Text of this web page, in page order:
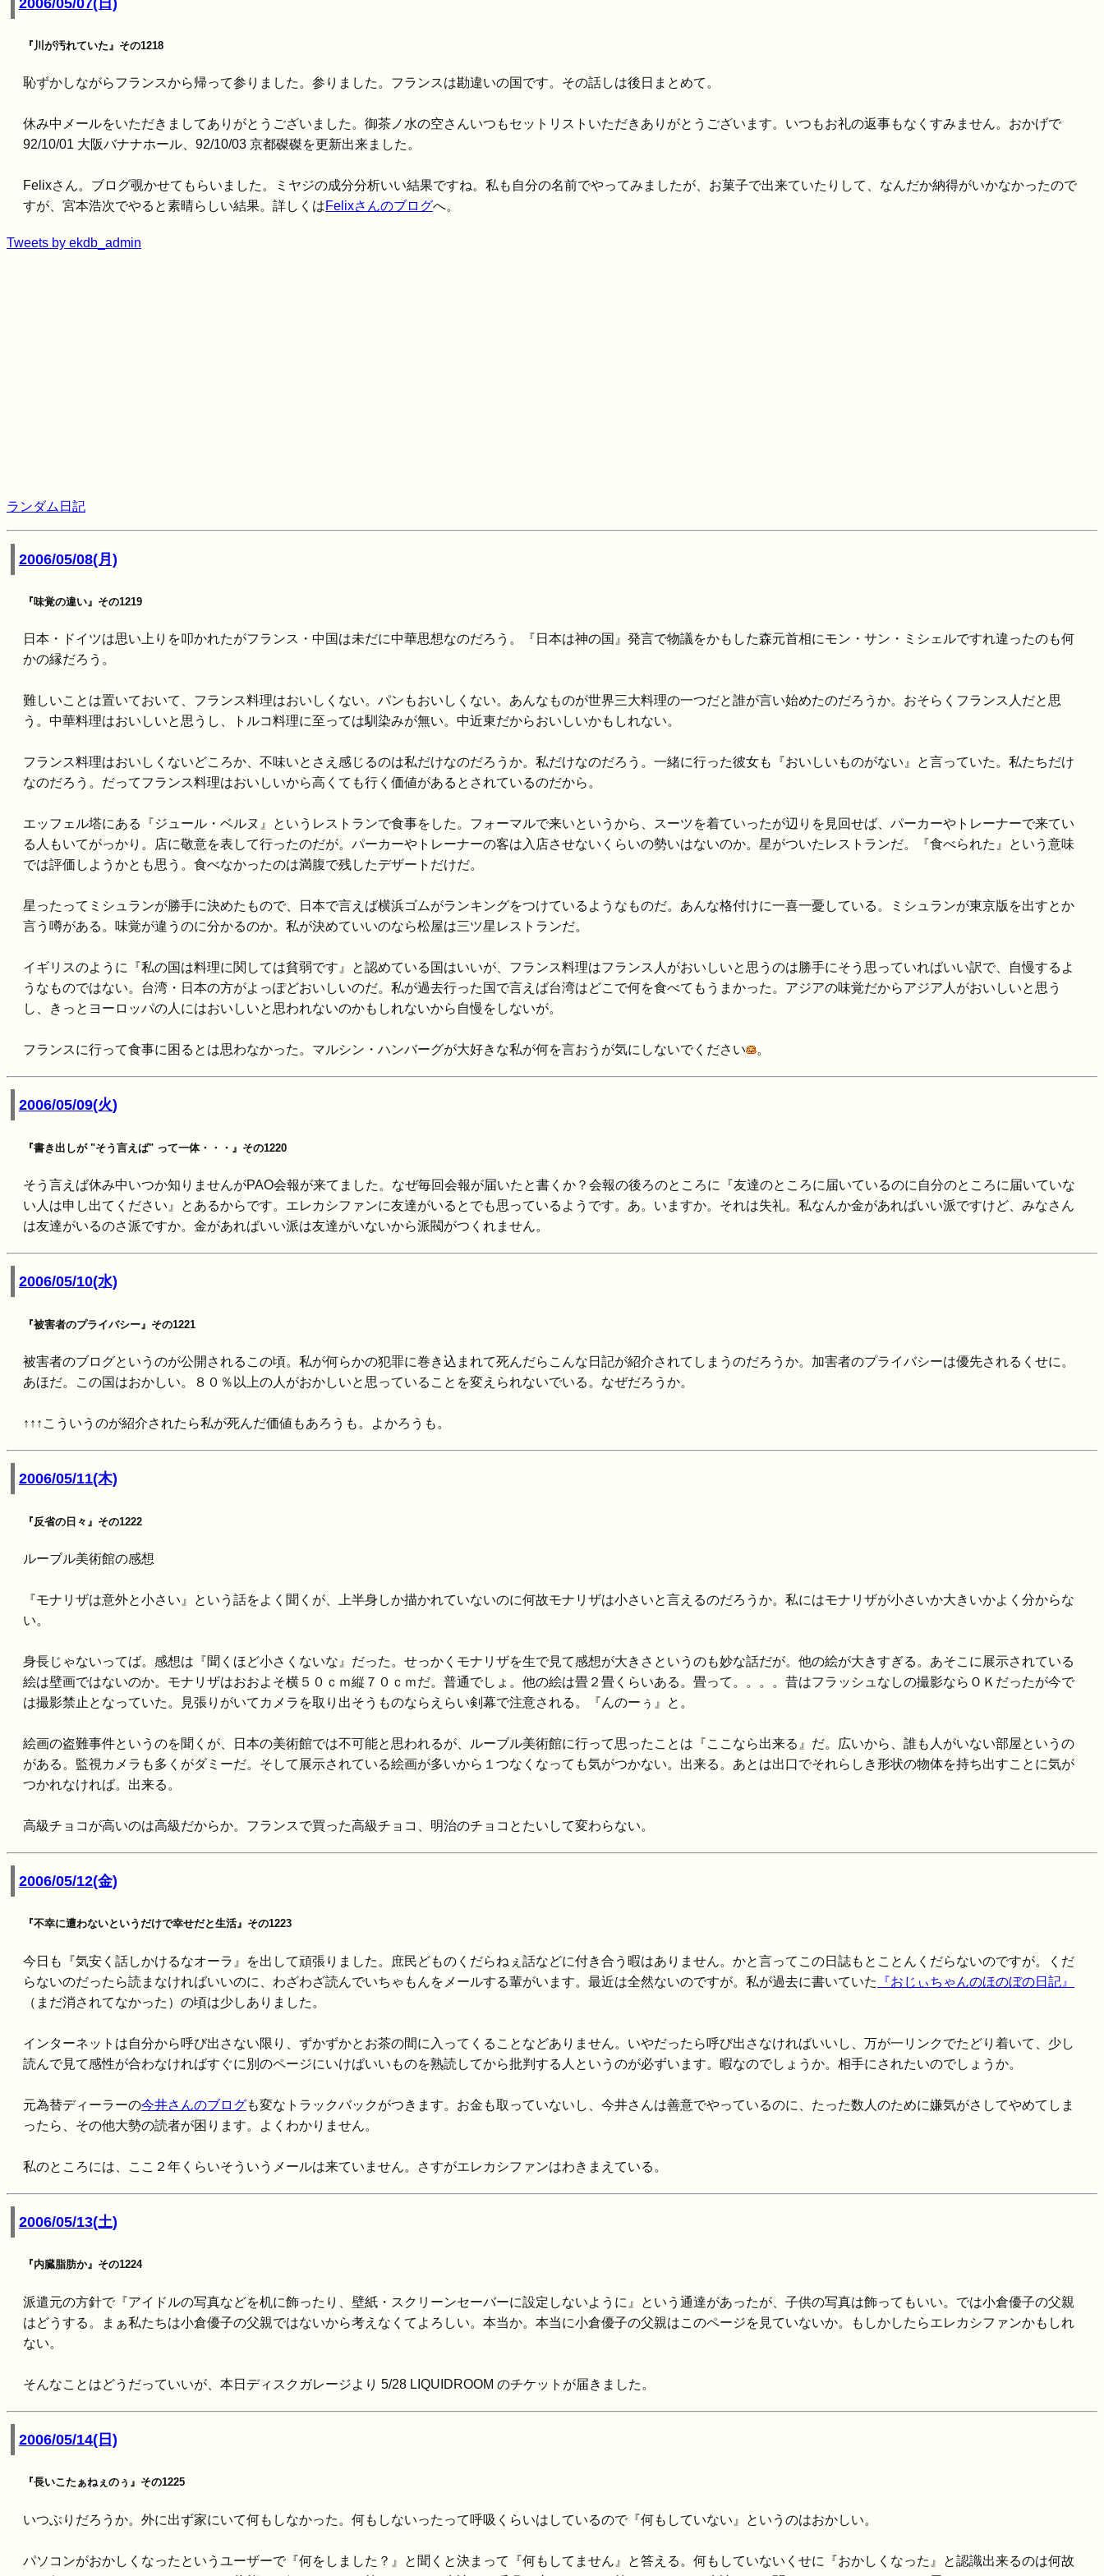
『川が汚れていた』その1218
恥ずかしながらフランスから帰って参りました。参りました。フランスは勘違いの国です。その話しは後日まとめて。
休み中メールをいただきましてありがとうございました。御茶ノ水の空さんいつもセットリストいただきありがとうございます。いつもお礼の返事もなくすみません。おかげで
92/10/01 大阪バナナホール、92/10/03 京都磔磔を更新出来ました。
Felixさん。ブログ覗かせてもらいました。ミヤジの成分分析いい結果ですね。私も自分の名前でやってみましたが、お菓子で出来ていたりして、なんだか納得がいかなかったので
すが、宮本浩次でやると素晴らしい結果。詳しくはFelixさんのブログへ。
Tweets by ekdb_admin
ランダム日記
2006/05/08(月)
『味覚の違い』その1219
日本・ドイツは思い上りを叩かれたがフランス・中国は未だに中華思想なのだろう。『日本は神の国』発言で物議をかもした森元首相にモン・サン・ミシェルですれ違ったのも何
かの縁だろう。
難しいことは置いておいて、フランス料理はおいしくない。パンもおいしくない。あんなものが世界三大料理の一つだと誰が言い始めたのだろうか。おそらくフランス人だと思
う。中華料理はおいしいと思うし、トルコ料理に至っては馴染みが無い。中近東だからおいしいかもしれない。
フランス料理はおいしくないどころか、不味いとさえ感じるのは私だけなのだろうか。私だけなのだろう。一緒に行った彼女も『おいしいものがない』と言っていた。私たちだけ
なのだろう。だってフランス料理はおいしいから高くても行く価値があるとされているのだから。
エッフェル塔にある『ジュール・ベルヌ』というレストランで食事をした。フォーマルで来いというから、スーツを着ていったが辺りを見回せば、パーカーやトレーナーで来てい
る人もいてがっかり。店に敬意を表して行ったのだが。パーカーやトレーナーの客は入店させないくらいの勢いはないのか。星がついたレストランだ。『食べられた』という意味
では評価しようかとも思う。食べなかったのは満腹で残したデザートだけだ。
星ったってミシュランが勝手に決めたもので、日本で言えば横浜ゴムがランキングをつけているようなものだ。あんな格付けに一喜一憂している。ミシュランが東京版を出すとか
言う噂がある。味覚が違うのに分かるのか。私が決めていいのなら松屋は三ツ星レストランだ。
イギリスのように『私の国は料理に関しては貧弱です』と認めている国はいいが、フランス料理はフランス人がおいしいと思うのは勝手にそう思っていればいい訳で、自慢するよ
うなものではない。台湾・日本の方がよっぽどおいしいのだ。私が過去行った国で言えば台湾はどこで何を食べてもうまかった。アジアの味覚だからアジア人がおいしいと思う
し、きっとヨーロッパの人にはおいしいと思われないのかもしれないから自慢をしないが。
フランスに行って食事に困るとは思わなかった。マルシン・ハンバーグが大好きな私が何を言おうが気にしないでください 。
2006/05/09(火)
『書き出しが "そう言えば" って一体・・・』その1220
そう言えば休み中いつか知りませんがPAO会報が来てました。なぜ毎回会報が届いたと書くか？会報の後ろのところに『友達のところに届いているのに自分のところに届いていな
い人は申し出てください』とあるからです。エレカシファンに友達がいるとでも思っているようです。あ。いますか。それは失礼。私なんか金があればいい派ですけど、みなさん
は友達がいるのさ派ですか。金があればいい派は友達がいないから派閥がつくれません。
2006/05/10(水)
『被害者のプライバシー』その1221
被害者のブログというのが公開されるこの頃。私が何らかの犯罪に巻き込まれて死んだらこんな日記が紹介されてしまうのだろうか。加害者のプライバシーは優先されるくせに。
あほだ。この国はおかしい。８０％以上の人がおかしいと思っていることを変えられないでいる。なぜだろうか。
↑↑↑こういうのが紹介されたら私が死んだ価値もあろうも。よかろうも。
2006/05/11(木)
『反省の日々』その1222
ルーブル美術館の感想
『モナリザは意外と小さい』という話をよく聞くが、上半身しか描かれていないのに何故モナリザは小さいと言えるのだろうか。私にはモナリザが小さいか大きいかよく分からな
い。
身長じゃないってば。感想は『聞くほど小さくないな』だった。せっかくモナリザを生で見て感想が大きさというのも妙な話だが。他の絵が大きすぎる。あそこに展示されている
絵は壁画ではないのか。モナリザはおおよそ横５０ｃｍ縦７０ｃｍだ。普通でしょ。他の絵は畳２畳くらいある。畳って。。。。昔はフラッシュなしの撮影ならＯＫだったが今で
は撮影禁止となっていた。見張りがいてカメラを取り出そうものならえらい剣幕で注意される。『んのーぅ』と。
絵画の盗難事件というのを聞くが、日本の美術館では不可能と思われるが、ルーブル美術館に行って思ったことは『ここなら出来る』だ。広いから、誰も人がいない部屋というの
がある。監視カメラも多くがダミーだ。そして展示されている絵画が多いから１つなくなっても気がつかない。出来る。あとは出口でそれらしき形状の物体を持ち出すことに気が
つかれなければ。出来る。
高級チョコが高いのは高級だからか。フランスで買った高級チョコ、明治のチョコとたいして変わらない。
2006/05/12(金)
『不幸に遭わないというだけで幸せだと生活』その1223
今日も『気安く話しかけるなオーラ』を出して頑張りました。庶民どものくだらねぇ話などに付き合う暇はありません。かと言ってこの日誌もとことんくだらないのですが。くだ
らないのだったら読まなければいいのに、わざわざ読んでいちゃもんをメールする輩がいます。最近は全然ないのですが。私が過去に書いていた
『おじぃちゃんのほのぼの日記』
（まだ消されてなかった）の頃は少しありました。
インターネットは自分から呼び出さない限り、ずかずかとお茶の間に入ってくることなどありません。いやだったら呼び出さなければいいし、万が一リンクでたどり着いて、少し
読んで見て感性が合わなければすぐに別のページにいけばいいものを熟読してから批判する人というのが必ずいます。暇なのでしょうか。相手にされたいのでしょうか。
元為替ディーラーの今井さんのブログも変なトラックバックがつきます。お金も取っていないし、今井さんは善意でやっているのに、たった数人のために嫌気がさしてやめてしま
ったら、その他大勢の読者が困ります。よくわかりません。
私のところには、ここ２年くらいそういうメールは来ていません。さすがエレカシファンはわきまえている。
2006/05/13(土)
『内臓脂肪か』その1224
派遣元の方針で『アイドルの写真などを机に飾ったり、壁紙・スクリーンセーバーに設定しないように』という通達があったが、子供の写真は飾ってもいい。では小倉優子の父親
はどうする。まぁ私たちは小倉優子の父親ではないから考えなくてよろしい。本当か。本当に小倉優子の父親はこのページを見ていないか。もしかしたらエレカシファンかもしれ
ない。
そんなことはどうだっていいが、本日ディスクガレージより 5/28 LIQUIDROOM のチケットが届きました。
2006/05/14(日)
『長いこたぁねぇのぅ』その1225
いつぶりだろうか。外に出ず家にいて何もしなかった。何もしないったって呼吸くらいはしているので『何もしていない』というのはおかしい。
パソコンがおかしくなったというユーザーで『何をしました？』と聞くと決まって『何もしてません』と答える。何もしていないくせに『おかしくなった』と認識出来るのは何故